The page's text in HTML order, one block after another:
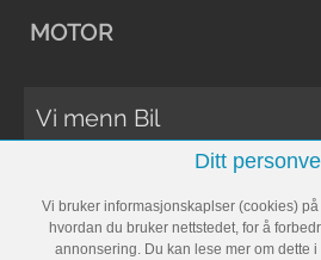
MOTOR
Vi menn Bil
Vi Menn Båt
Ditt
Vi bruker informasjonskaplser (cookies)
hvordan du bruker nettstedet, for å
annonsering. Du kan lese mer om dette i